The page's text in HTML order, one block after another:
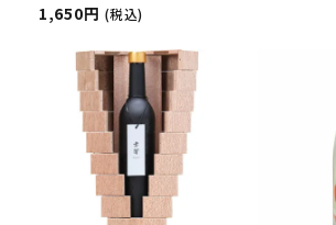
1,650円 (税込)